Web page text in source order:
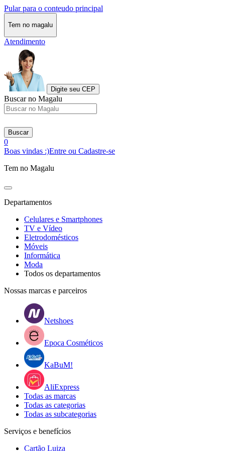
Pular para o conteudo principal
Tem no magalu
Atendimento
Digite seu CEP
Buscar no Magalu
Buscar
0
Boas vindas :)Entre ou Cadastre-se
Tem no Magalu
Departamentos
Celulares e Smartphones
TV e Vídeo
Eletrodomésticos
Móveis
Informática
Moda
Todos os departamentos
Nossas marcas e parceiros
Netshoes
Epoca Cosméticos
KaBuM!
AliExpress
Todas as marcas
Todas as categorias
Todas as subcategorias
Serviços e benefícios
Cartão Luiza